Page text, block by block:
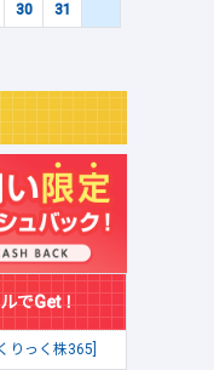
30 31
でGet！
りっく株365]